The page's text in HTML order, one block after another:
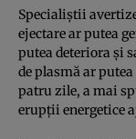
Specialiştii
ejectare ar putea
putea deteriora şi
de plasmăar
patru zile, a mai
erupţii energetice